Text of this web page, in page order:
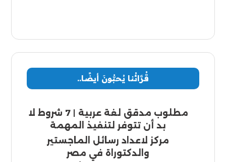
قُرَّائُنا يُحبُّونَ أيضًا..
مطلوب مدقق لغة عربية | 7 شروط لا
بد أن تتوفر لتنفيذ المهمة
مركز لاعداد رسائل الماجستير
والدكتوراة في مصر